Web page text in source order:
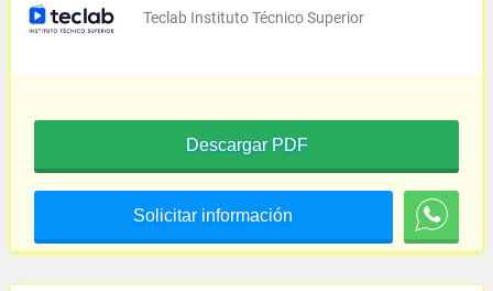
Teclab Instituto Técnico Superior
Descargar PDF
Solicitar información